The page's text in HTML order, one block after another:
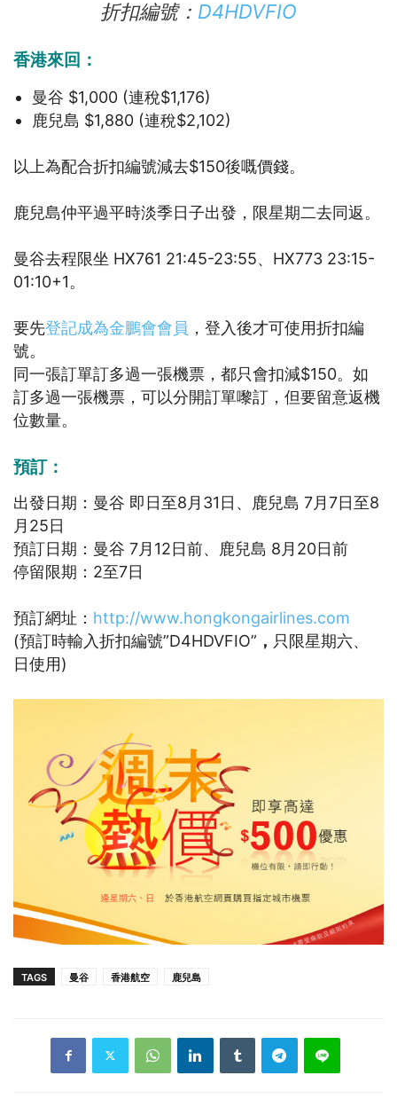
折扣編號： D4HDVFIO
香港來回：
曼谷 $1,000 (連稅$1,176)
鹿兒島 $1,880 (連稅$2,102)
以上為配合折扣編號減去$150後嘅價錢。
鹿兒島仲平過平時淡季日子出發，限星期二去同返。
曼谷去程限坐 HX761 21:45-23:55、HX773 23:15-
01:10+1。
要先登記成為金鵬會會員 ，登入後才可使用折扣編
號。
同一張訂單訂多過一張機票，都只會扣減$150。如
訂多過一張機票，可以分開訂單嚟訂，但要留意返機
位數量。
預訂：
出發日期：曼谷 即日至8月31日、鹿兒島 7月7日至8
月25日
預訂日期：曼谷 7月12日前、鹿兒島 8月20日前
停留限期：2至7日
預訂網址： http://www.hongkongairlines.com
(預訂時輸入折扣編號”D4HDVFIO” ， 只限星期六、
日使用)
TAGS 曼谷 香港航空 鹿兒島